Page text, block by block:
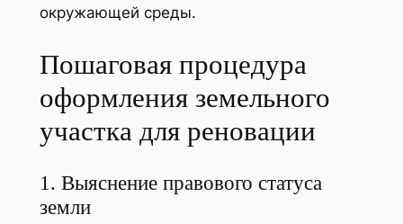
окружающей среды.
Пошаговая процедура
оформления земельного
участка для реновации
1. Выяснение правового статуса
земли